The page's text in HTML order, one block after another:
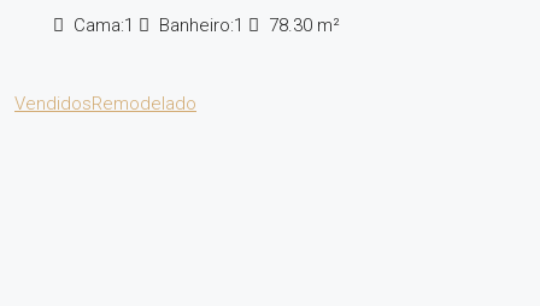
Cama:1 Banheiro:1 78.30 m²
VendidosRemodelado